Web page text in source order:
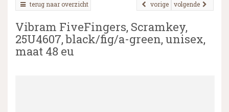
▼
terug naar overzicht volgende
vorige
Vibram FiveFingers, Scramkey,
25U4607, black/fig/a-green, unisex,
maat 48 eu